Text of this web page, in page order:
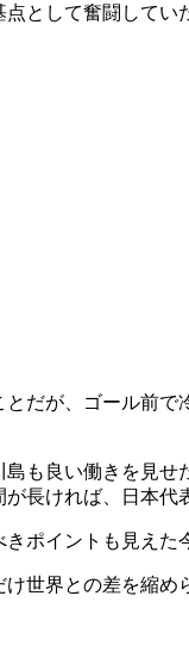
として奮闘して
だが、ゴール前
も良い働きを見
長ければ、日本代
ポイントも見えた
世界との差を縮